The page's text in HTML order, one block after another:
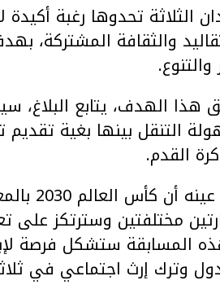
الثلاثة تحدوها رغبة أكيدة
والثقافة المشتركة،
والتنوع.
الهدف، يتابع البلاغ،
التنقل بينها بغية
القدم.
وسجل
مختلفتين وسترتكز على
المسابقة ستشكل فرصة
وترك إرث اجتماعي في